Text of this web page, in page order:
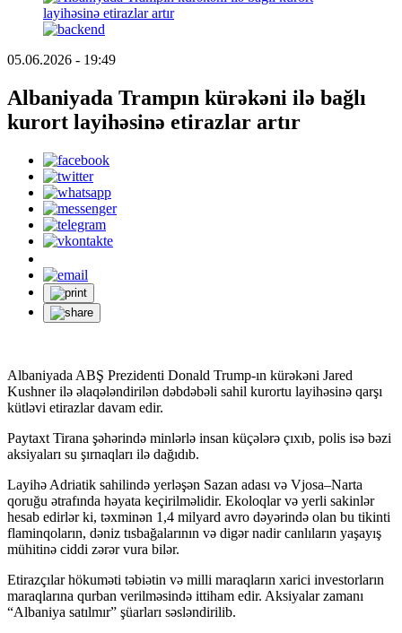
05.06.2026 - 19:49
Albaniyada Trampın kürəkəni ilə bağlı
kurort layihəsinə etirazlar artır
Albaniyada ABŞ Prezidenti Donald Trump-ın kürəkəni Jared
Kushner ilə əlaqələndirilən dəbdəbəli sahil kurortu layihəsinə qarşı
kütləvi etirazlar davam edir.
Paytaxt Tirana şəhərində minlərlə insan küçələrə çıxıb, polis isə bəzi
aksiyaları su şırnaqları ilə dağıdıb.
Layihə Adriatik sahilində yerləşən Sazan adası və Vjosa–Narta
qoruğu ətrafında həyata keçirilməlidir. Ekoloqlar və yerli sakinlər
hesab edirlər ki, təxminən 1,4 milyard avro dəyərində olan bu tikinti
flaminqoların, dəniz tısbağalarının və digər nadir canlıların yaşayış
mühitinə ciddi zərər vura bilər.
Etirazçılar hökuməti təbiətin və milli maraqların xarici investorların
maraqlarına qurban verilməsində ittiham edir. Aksiyalar zamanı
“Albaniya satılmır” şüarları səsləndirilib.